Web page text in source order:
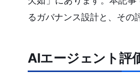
るガバナンス設計と、その
AIエージェント評